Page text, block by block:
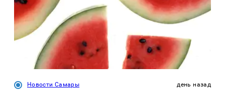
Новости Самары день назад